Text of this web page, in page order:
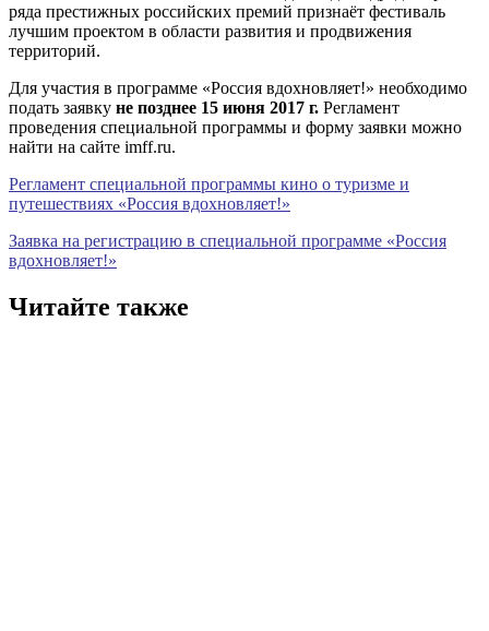
ряда престижных российских премий признаёт фестиваль
лучшим проектом в области развития и продвижения
территорий.
Для участия в программе «Россия вдохновляет!» необходимо
подать заявку не позднее 15 июня 2017 г. Регламент
проведения специальной программы и форму заявки можно
найти на сайте imff.ru.
Регламент специальной программы кино о туризме и
путешествиях «Россия вдохновляет!»
Заявка на регистрацию в специальной программе «Россия
вдохновляет!»
Читайте также